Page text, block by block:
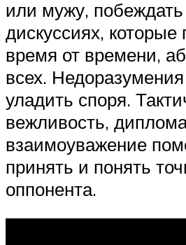
или мужу,
дискуссиях, которые
время от времени,
всех.
уладить споря.
вежливость,
взаимоуважение
принять и понять
оппонента.